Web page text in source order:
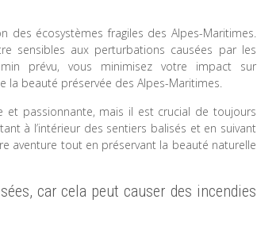
des écosystèmes fragiles des Alpes-Maritimes.
sensibles aux perturbations causées par les
prévu, vous minimisez votre impact sur
la beauté préservée des Alpes-Maritimes.
et passionnante, mais il est crucial de toujours
à l’intérieur des sentiers balisés et en suivant
aventure tout en préservant la beauté naturelle
car cela peut causer des incendies